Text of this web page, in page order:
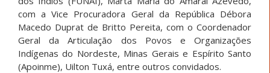
com a Vice Procuradora Geral da República Débora
Macedo Duprat de Britto Pereita, com o Coordenador
Geral da Articulação dos Povos e Organizações
Indígenas do Nordeste, Minas Gerais e Espírito Santo
(Apoinme), Uilton Tuxá, entre outros convidados.